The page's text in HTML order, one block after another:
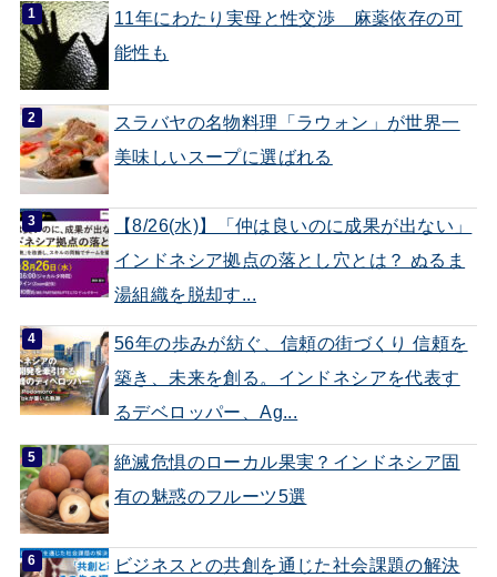
11年にわたり実母と性交渉 麻薬依存の可
能性も
スラバヤの名物料理「ラウォン」が世界一
美味しいスープに選ばれる
【8/26(水)】「仲は良いのに成果が出ない」
インドネシア拠点の落とし穴とは？ ぬるま
湯組織を脱却す...
56年の歩みが紡ぐ、信頼の街づくり 信頼を
築き、未来を創る。インドネシアを代表す
るデベロッパー、Ag...
絶滅危惧のローカル果実？インドネシア固
有の魅惑のフルーツ5選
ビジネスとの共創を通じた社会課題の解決